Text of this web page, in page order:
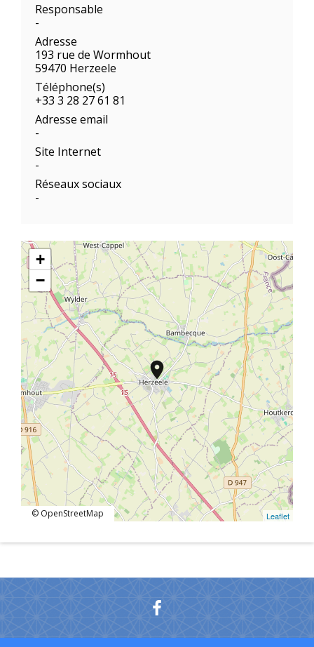
Responsable
-
Adresse
193 rue de Wormhout
59470 Herzeele
Téléphone(s)
+33 3 28 27 61 81
Adresse email
-
Site Internet
-
Réseaux sociaux
-
location_on
+
−
Leaflet
© OpenStreetMap